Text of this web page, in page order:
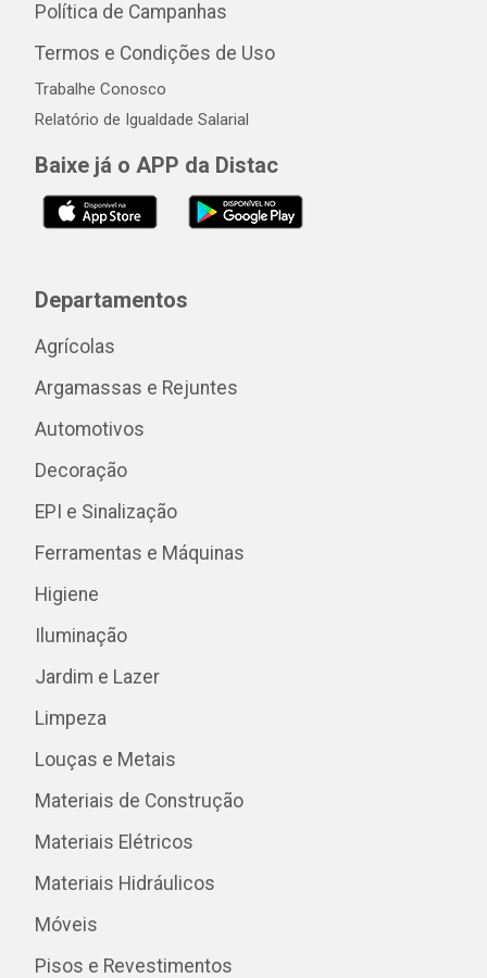
Política de Campanhas
Termos e Condições de Uso
Trabalhe Conosco
Relatório de Igualdade Salarial
Baixe já o APP da Distac
Departamentos
Agrícolas
Argamassas e Rejuntes
Automotivos
Decoração
EPI e Sinalização
Ferramentas e Máquinas
Higiene
Iluminação
Jardim e Lazer
Limpeza
Louças e Metais
Materiais de Construção
Materiais Elétricos
Materiais Hidráulicos
Móveis
Pisos e Revestimentos